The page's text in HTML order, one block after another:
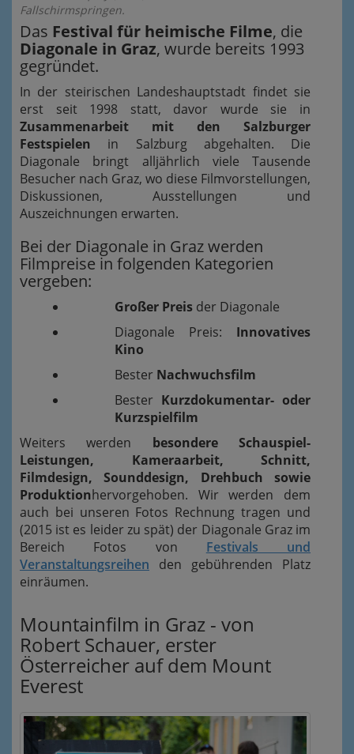
Fallschirmspringen.
Das Festival für heimische Filme, die
Diagonale in Graz, wurde bereits 1993
gegründet.
In der steirischen Landeshauptstadt findet sie
erst seit 1998 statt, davor wurde sie in
Zusammenarbeit mit den Salzburger
Festspielen in Salzburg abgehalten. Die
Diagonale bringt alljährlich viele Tausende
Besucher nach Graz, wo diese Filmvorstellungen,
Diskussionen, Ausstellungen und
Auszeichnungen erwarten.
Bei der Diagonale in Graz werden
Filmpreise in folgenden Kategorien
vergeben:
Großer Preis der Diagonale
Diagonale Preis: Innovatives
Kino
Bester Nachwuchsfilm
Bester Kurzdokumentar- oder
Kurzspielfilm
Weiters werden besondere Schauspiel-
Leistungen, Kameraarbeit, Schnitt,
Filmdesign, Sounddesign, Drehbuch sowie
Produktionhervorgehoben. Wir werden dem
auch bei unseren Fotos Rechnung tragen und
(2015 ist es leider zu spät) der Diagonale Graz im
Bereich Fotos von Festivals und
Veranstaltungsreihen den gebührenden Platz
einräumen.
Mountainfilm in Graz - von
Robert Schauer, erster
Österreicher auf dem Mount
Everest